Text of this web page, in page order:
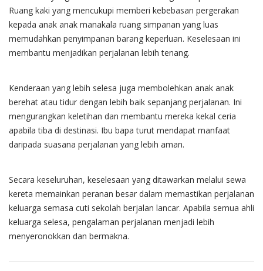
Ruang kaki yang mencukupi memberi kebebasan pergerakan
kepada anak anak manakala ruang simpanan yang luas
memudahkan penyimpanan barang keperluan. Keselesaan ini
membantu menjadikan perjalanan lebih tenang.
Kenderaan yang lebih selesa juga membolehkan anak anak
berehat atau tidur dengan lebih baik sepanjang perjalanan. Ini
mengurangkan keletihan dan membantu mereka kekal ceria
apabila tiba di destinasi. Ibu bapa turut mendapat manfaat
daripada suasana perjalanan yang lebih aman.
Secara keseluruhan, keselesaan yang ditawarkan melalui sewa
kereta memainkan peranan besar dalam memastikan perjalanan
keluarga semasa cuti sekolah berjalan lancar. Apabila semua ahli
keluarga selesa, pengalaman perjalanan menjadi lebih
menyeronokkan dan bermakna.